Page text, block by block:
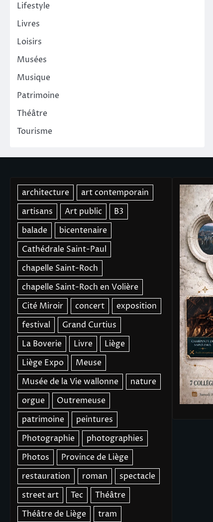
Lifestyle
Livres
Loisirs
Musées
Musique
Patrimoine
Théâtre
Tourisme